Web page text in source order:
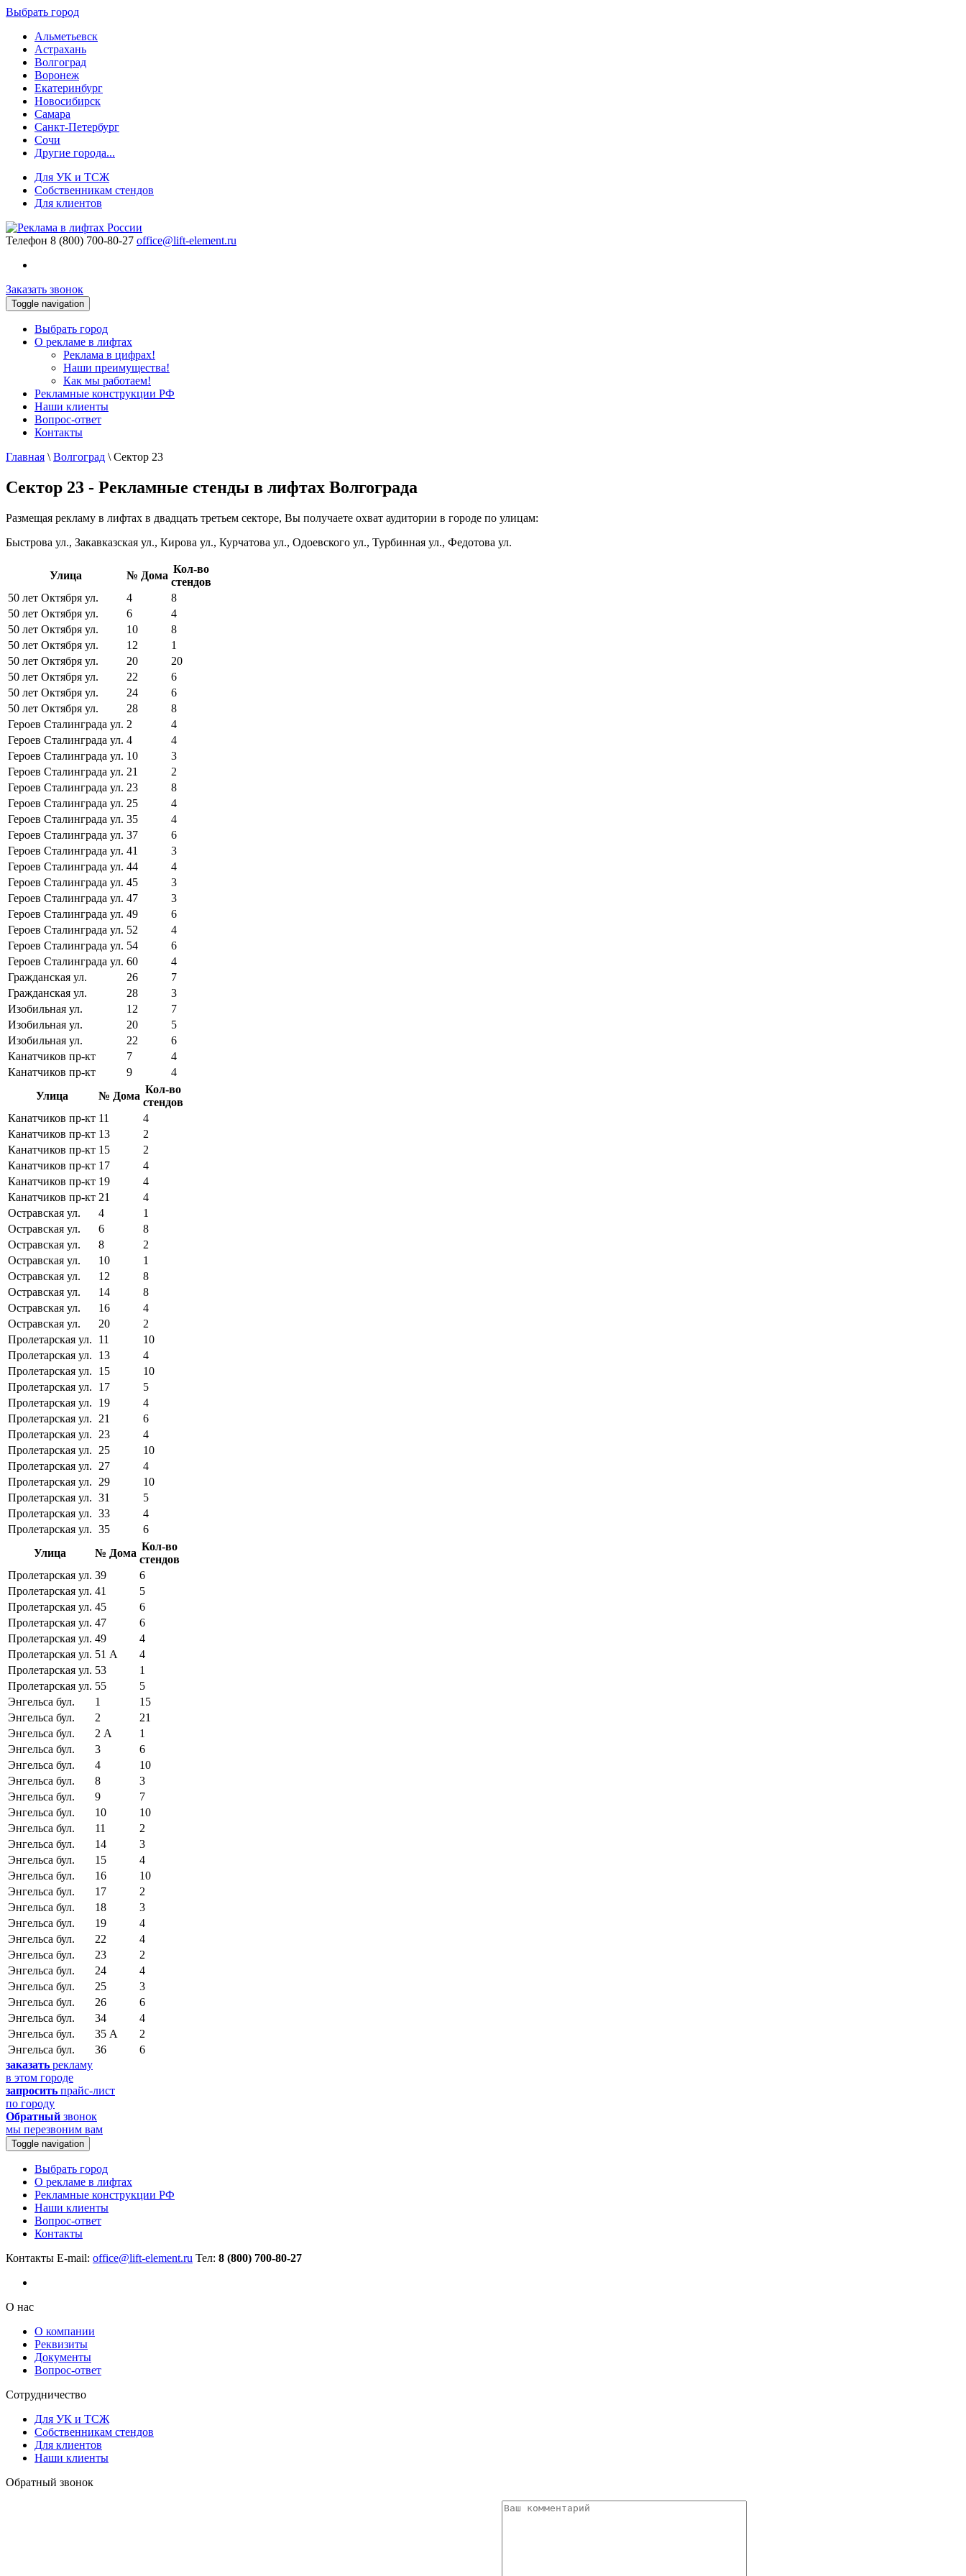
Выбрать город
Альметьевск
Астрахань
Волгоград
Воронеж
Екатеринбург
Новосибирск
Самара
Санкт-Петербург
Сочи
Другие города...
Для УК и ТСЖ
Собственникам стендов
Для клиентов
Телефон 8 (800) 700-80-27 office@lift-element.ru
Заказать звонок
Toggle navigation
Выбрать город
О рекламе в лифтах
Реклама в цифрах!
Наши преимущества!
Как мы работаем!
Рекламные конструкции РФ
Наши клиенты
Вопрос-ответ
Контакты
Главная \ Волгоград \ Сектор 23
Сектор 23 - Рекламные стенды в лифтах Волгограда
Размещая рекламу в лифтах в двадцать третьем секторе, Вы получаете охват аудитории в городе по улицам:
Быстрова ул., Закавказская ул., Кирова ул., Курчатова ул., Одоевского ул., Турбинная ул., Федотова ул.
Улица № Дома
Кол-во
стендов
50 лет Октября ул.
4
8
50 лет Октября ул.
6
4
50 лет Октября ул.
10
8
50 лет Октября ул.
12
1
50 лет Октября ул.
20
20
50 лет Октября ул.
22
6
50 лет Октября ул.
24
6
50 лет Октября ул.
28
8
Героев Сталинграда ул. 2
4
Героев Сталинграда ул. 4
4
Героев Сталинграда ул. 10
3
Героев Сталинграда ул. 21
2
Героев Сталинграда ул. 23
8
Героев Сталинграда ул. 25
4
Героев Сталинграда ул. 35
4
Героев Сталинграда ул. 37
6
Героев Сталинграда ул. 41
3
Героев Сталинграда ул. 44
4
Героев Сталинграда ул. 45
3
Героев Сталинграда ул. 47
3
Героев Сталинграда ул. 49
6
Героев Сталинграда ул. 52
4
Героев Сталинграда ул. 54
6
Героев Сталинграда ул. 60
4
Гражданская ул.
26
7
Гражданская ул.
28
3
Изобильная ул.
12
7
Изобильная ул.
20
5
Изобильная ул.
22
6
Канатчиков пр-кт
7
4
Канатчиков пр-кт
9
4
Улица
№ Дома
Кол-во
стендов
Канатчиков пр-кт 11
4
Канатчиков пр-кт 13
2
Канатчиков пр-кт 15
2
Канатчиков пр-кт 17
4
Канатчиков пр-кт 19
4
Канатчиков пр-кт 21
4
Остравская ул.
4
1
Остравская ул.
6
8
Остравская ул.
8
2
Остравская ул.
10
1
Остравская ул.
12
8
Остравская ул.
14
8
Остравская ул.
16
4
Остравская ул.
20
2
Пролетарская ул.
11
10
Пролетарская ул.
13
4
Пролетарская ул.
15
10
Пролетарская ул.
17
5
Пролетарская ул.
19
4
Пролетарская ул.
21
6
Пролетарская ул.
23
4
Пролетарская ул.
25
10
Пролетарская ул.
27
4
Пролетарская ул.
29
10
Пролетарская ул. 31
5
Пролетарская ул. 33
4
Пролетарская ул. 35
6
Улица
№ Дома
Кол-во
стендов
Пролетарская ул. 39
6
Пролетарская ул. 41
5
Пролетарская ул. 45
6
Пролетарская ул. 47
6
Пролетарская ул. 49
4
Пролетарская ул. 51 А
4
Пролетарская ул. 53
1
Пролетарская ул. 55
5
Энгельса бул.
1
15
Энгельса бул.
2
21
Энгельса бул.
2 А
1
Энгельса бул.
3
6
Энгельса бул.
4
10
Энгельса бул.
8
3
Энгельса бул.
9
7
Энгельса бул.
10
10
Энгельса бул.
11
2
Энгельса бул.
14
3
Энгельса бул.
15
4
Энгельса бул.
16
10
Энгельса бул.
17
2
Энгельса бул.
18
3
Энгельса бул.
19
4
Энгельса бул.
22
4
Энгельса бул.
23
2
Энгельса бул.
24
4
Энгельса бул.
25
3
Энгельса бул.
26
6
Энгельса бул.
34
4
Энгельса бул.
35 А
2
Энгельса бул.
36
6
заказать рекламу
в этом городе
запросить прайс-лист
по городу
Обратный звонок
мы перезвоним вам
Toggle navigation
Выбрать город
О рекламе в лифтах
Рекламные конструкции РФ
Наши клиенты
Вопрос-ответ
Контакты
Контакты E-mail: office@lift-element.ru Тел: 8 (800) 700-80-27
О нас
О компании
Реквизиты
Документы
Вопрос-ответ
Сотрудничество
Для УК и ТСЖ
Собственникам стендов
Для клиентов
Наши клиенты
Обратный звонок